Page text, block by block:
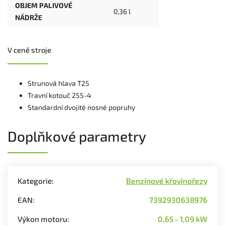
OBJEM PALIVOVÉ
NÁDRŽE
0,36 l
V ceně stroje
Strunová hlava T25
Travní kotouč 255-4
Standardní dvojité nosné popruhy
Doplňkové parametry
Kategorie: Benzínové křovinořezy
EAN: 7392930638976
Výkon motoru: 0,65 - 1,09 kW